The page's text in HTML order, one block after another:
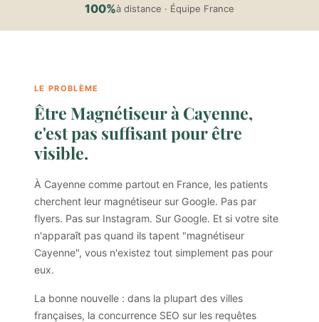
100%à distance · Équipe France
LE PROBLÈME
Être Magnétiseur à Cayenne,
c'est pas suffisant pour être
visible.
À Cayenne comme partout en France, les patients
cherchent leur magnétiseur sur Google. Pas par
flyers. Pas sur Instagram. Sur Google. Et si votre site
n'apparaît pas quand ils tapent "magnétiseur
Cayenne", vous n'existez tout simplement pas pour
eux.
La bonne nouvelle : dans la plupart des villes
françaises, la concurrence SEO sur les requêtes